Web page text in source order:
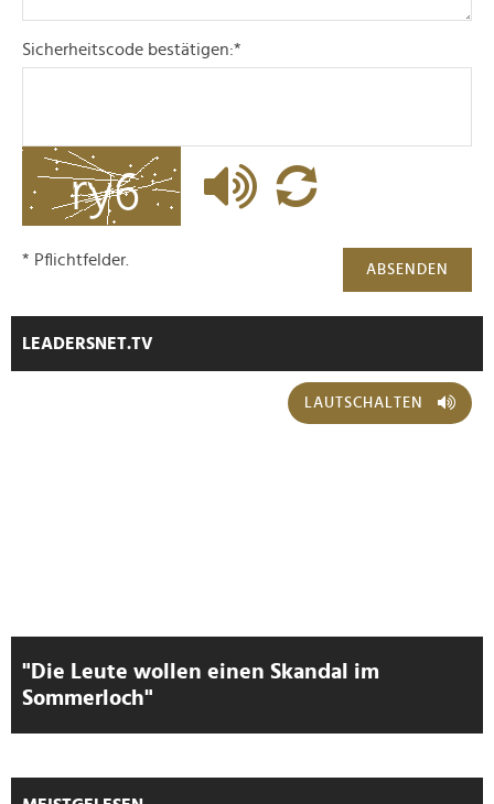
zu können und die Zugriffe auf unsere Website zu
Partner führen diese Informationen möglicherweise mit
weiteren Daten zusammen, die Sie ihnen bereitgestellt
haben oder die sie im Rahmen Ihrer Nutzung der Dienste
Sicherheitscode bestätigen:*
ABSENDEN
* Pflichtfelder.
LEADERSNET.TV
LAUTSCHALTEN
"Die Leute wollen einen Skandal im
Sommerloch"